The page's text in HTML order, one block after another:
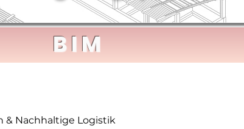
BIM
& Nachhaltige Logistik